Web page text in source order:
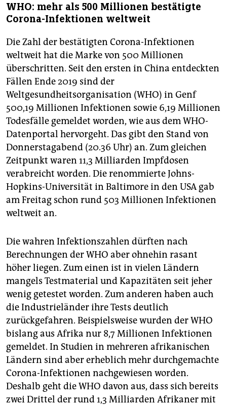
WHO: mehr als 500 Millionen bestätigte
Corona-Infektionen weltweit
Die Zahl der bestätigten Corona-Infektionen
weltweit hat die Marke von 500 Millionen
überschritten. Seit den ersten in China entdeckten
Fällen Ende 2019 sind der
Weltgesundheitsorganisation (WHO) in Genf
500,19 Millionen Infektionen sowie 6,19 Millionen
Todesfälle gemeldet worden, wie aus dem WHO-
Datenportal hervorgeht. Das gibt den Stand von
Donnerstagabend (20.36 Uhr) an. Zum gleichen
Zeitpunkt waren 11,3 Milliarden Impfdosen
verabreicht worden. Die renommierte Johns-
Hopkins-Universität in Baltimore in den USA gab
am Freitag schon rund 503 Millionen Infektionen
weltweit an.
Die wahren Infektionszahlen dürften nach
Berechnungen der WHO aber ohnehin rasant
höher liegen. Zum einen ist in vielen Ländern
mangels Testmaterial und Kapazitäten seit jeher
wenig getestet worden. Zum anderen haben auch
die Industrieländer ihre Tests deutlich
zurückgefahren. Beispielsweise wurden der WHO
bislang aus Afrika nur 8,7 Millionen Infektionen
gemeldet. In Studien in mehreren afrikanischen
Ländern sind aber erheblich mehr durchgemachte
Corona-Infektionen nachgewiesen worden.
Deshalb geht die WHO davon aus, dass sich bereits
zwei Drittel der rund 1,3 Milliarden Afrikaner mit